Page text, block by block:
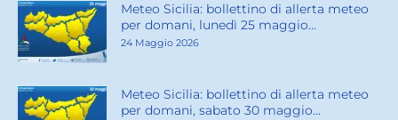
Meteo Sicilia: bollettino di allerta meteo
per domani, lunedì 25 maggio...
24 Maggio 2026
Meteo Sicilia: bollettino di allerta meteo
per domani, sabato 30 maggio...